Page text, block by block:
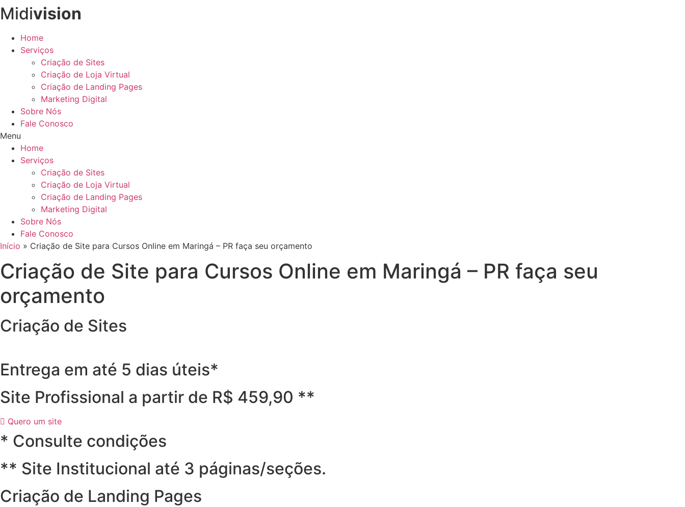
Ir
para
conteúdo
Midivision
Home
Serviços
Criação de Sites
Criação de Loja Virtual
Criação de Landing Pages
Marketing Digital
Sobre Nós
Fale Conosco
Menu
Home
Serviços
Criação de Sites
Criação de Loja Virtual
Criação de Landing Pages
Marketing Digital
Sobre Nós
Fale Conosco
Início » Criação de Site para Cursos Online em Maringá – PR faça seu orçamento
Criação de Site para Cursos Online em Maringá – PR faça seu
orçamento
Criação de Sites
Entrega em até 5 dias úteis*
Site Profissional a partir de R$ 459,90 **
Quero um site
* Consulte condições
** Site Institucional até 3 páginas/seções.
Criação de Landing Pages